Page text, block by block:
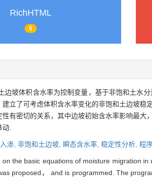
RichHTML
0
边坡体积含水率为控制变量，基于非饱和土水
建立了可考虑体积含水率变化的非饱和土边坡
性有密切的关系，其中边坡初始含水率影响最
动.
渗, 非饱和土边坡, 瞬态含水率, 稳定性分析, 程
on the basic equations of moisture migration
proposed， and is programmed. The